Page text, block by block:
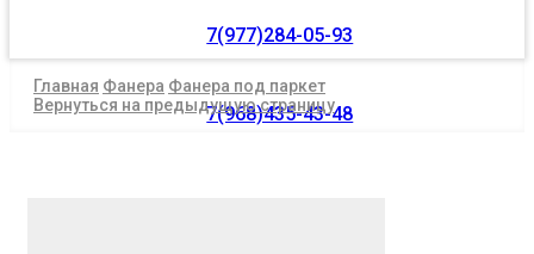
7(977)284-05-93
7(968)435-43-48
Главная Фанера Фанера под паркет
Вернуться на предыдущую страницу